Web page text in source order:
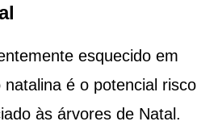
esquecido em
é o potencial risco
às árvores de Natal.